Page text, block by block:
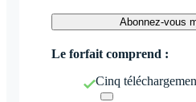
Abonnez-vous
Le forfait comprend :
Cinq